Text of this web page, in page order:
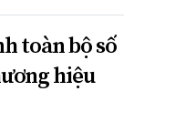
toàn bộ số
hiệu